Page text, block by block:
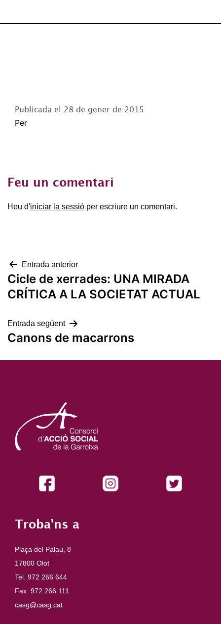
Publicada el 28 de gener de 2015
Per
Feu un comentari
Heu d'iniciar la sessió per escriure un comentari.
Navegació
d'entrades
Entrada anterior
Cicle de xerrades: UNA MIRADA
CRÍTICA A LA SOCIETAT ACTUAL
Entrada següent
Canons de macarrons
Troba'ns a
Plaça del Palau, 8
17800 Olot
Tel. 972 266 644
Fax. 972 266 111
casg@casg.cat